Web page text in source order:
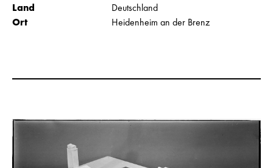
Land
Deutschland
Ort
Heidenheim an der Brenz